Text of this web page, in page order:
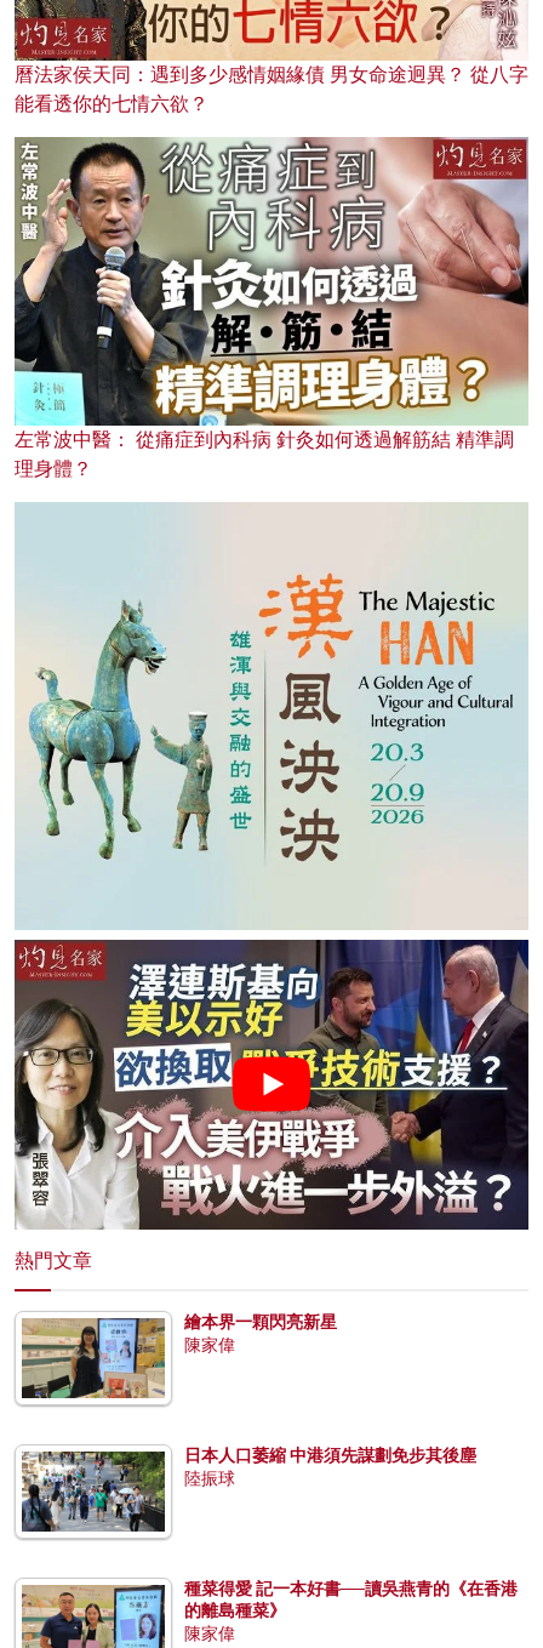
曆法家侯天同：遇到多少感情姻緣債 男女命途迥異？ 從八字
能看透你的七情六欲？
左常波中醫： 從痛症到內科病 針灸如何透過解筋結 精準調
理身體？
熱門文章
繪本界一顆閃亮新星
陳家偉
日本人口萎縮 中港須先謀劃免步其後塵
陸振球
種菜得愛 記一本好書──讀吳燕青的《在香港
的離島種菜》
陳家偉